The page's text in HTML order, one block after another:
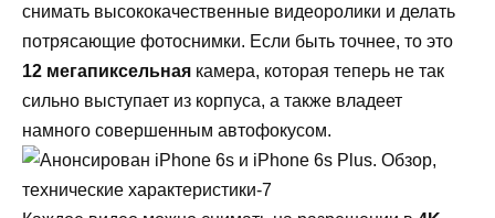
снимать высококачественные видеоролики и делать
потрясающие фотоснимки. Если быть точнее, то это
12 мегапиксельная камера, которая теперь не так
сильно выступает из корпуса, а также владеет
намного совершенным автофокусом.